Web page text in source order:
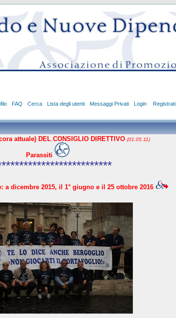
FAQ Cerca Lista degli utenti Messaggi Privati Login Registrati
attuale) DEL CONSIGLIO DIRETTIVO (01.05.11)
Parassiti
a dicembre 2015, il 1° giugno e il 25 ottobre 2016